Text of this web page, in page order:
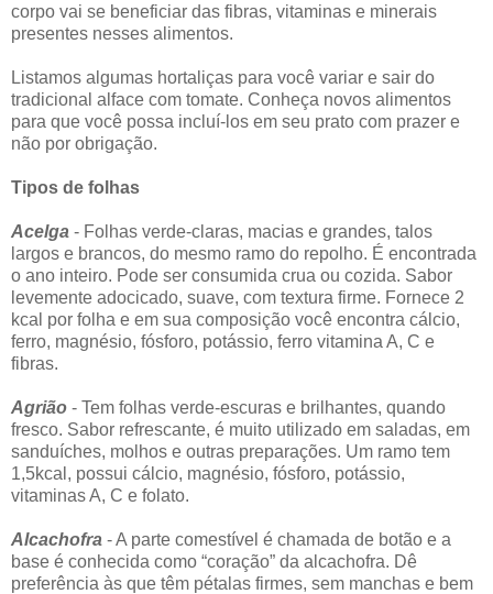
corpo vai se beneficiar das fibras, vitaminas e minerais
presentes nesses alimentos.
Listamos algumas hortaliças para você variar e sair do
tradicional alface com tomate. Conheça novos alimentos
para que você possa incluí-los em seu prato com prazer e
não por obrigação.
Tipos de folhas
Acelga - Folhas verde-claras, macias e grandes, talos
largos e brancos, do mesmo ramo do repolho. É encontrada
o ano inteiro. Pode ser consumida crua ou cozida. Sabor
levemente adocicado, suave, com textura firme. Fornece 2
kcal por folha e em sua composição você encontra cálcio,
ferro, magnésio, fósforo, potássio, ferro vitamina A, C e
fibras.
Agrião - Tem folhas verde-escuras e brilhantes, quando
fresco. Sabor refrescante, é muito utilizado em saladas, em
sanduíches, molhos e outras preparações. Um ramo tem
1,5kcal, possui cálcio, magnésio, fósforo, potássio,
vitaminas A, C e folato.
Alcachofra - A parte comestível é chamada de botão e a
base é conhecida como “coração” da alcachofra. Dê
preferência às que têm pétalas firmes, sem manchas e bem